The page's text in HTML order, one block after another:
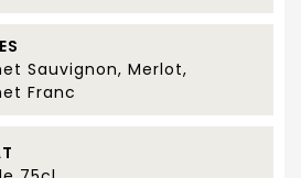
Sauvignon, Merlot,
Franc